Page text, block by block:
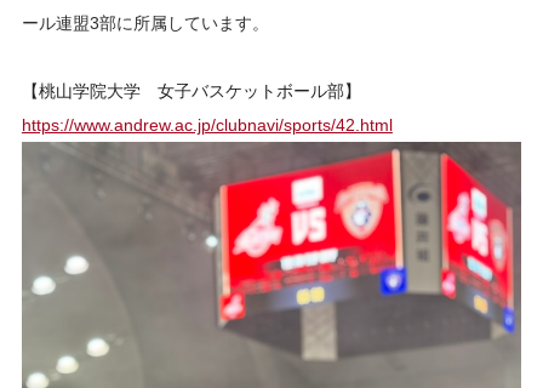
ール連盟3部に所属しています。
【桃山学院大学 女子バスケットボール部】
https://www.andrew.ac.jp/clubnavi/sports/42.html